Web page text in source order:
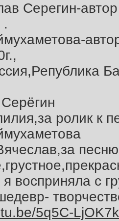
Серегин-
.
ролик к
я восприняла с
5q5C-LjOK7k